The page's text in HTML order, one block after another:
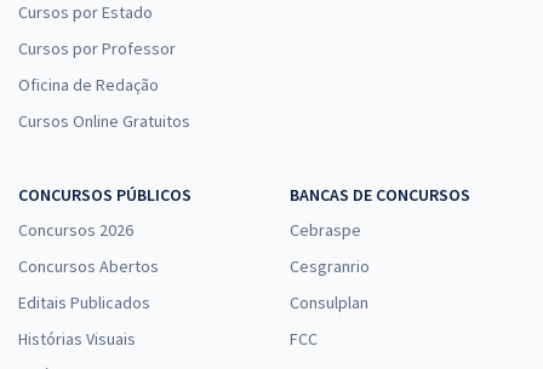
Cursos por Estado
Cursos por Professor
Oficina de Redação
Cursos Online Gratuitos
CONCURSOS PÚBLICOS
Concursos 2026
Concursos Abertos
Editais Publicados
Histórias Visuais
BANCAS DE CONCURSOS
Cebraspe
Cesgranrio
Consulplan
FCC